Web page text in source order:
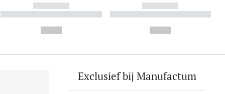
------------
----------- ----------- ----------
------------
----------- ----------- ----------
Exclusief bij Manufactum